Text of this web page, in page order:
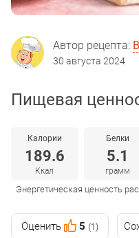
Автор рецепта:
30 августа 2024
Пищевая
Калории
189.6
Ккал
Белки
5.1
грамм
Энергетическая ценность
Оценить 5 (1)